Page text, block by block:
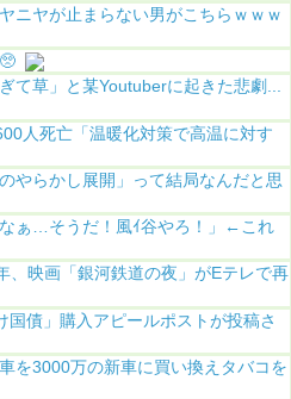
ニヤが止まらない男がこちらｗｗｗ
て草」と某Youtuberに起きた悲劇...
人死亡「温暖化対策で高温に対す
やらかし展開」って結局なんだと思
なぁ…そうだ！風ｲ谷やろ！」←これ
、映画「銀河鉄道の夜」がEテレで再
国債」購入アピールポストが投稿さ
を3000万の新車に買い換えタバコを